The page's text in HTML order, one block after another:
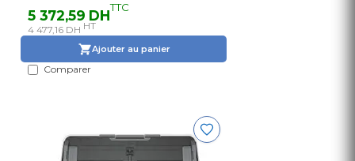
5 372,59 DHTTC
4 477,16 DH HT
Ajouter au panier
Comparer